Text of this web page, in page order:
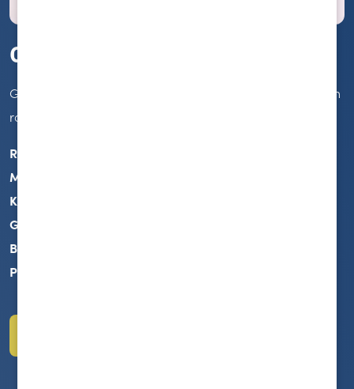
Geel boeket 44
Gestileerd arrangement met zonnebloemen, eremurus en
rozen.
Referentie:
Model:
Kleur:
Grootte:
Beschikbaarheid:
Prijs: